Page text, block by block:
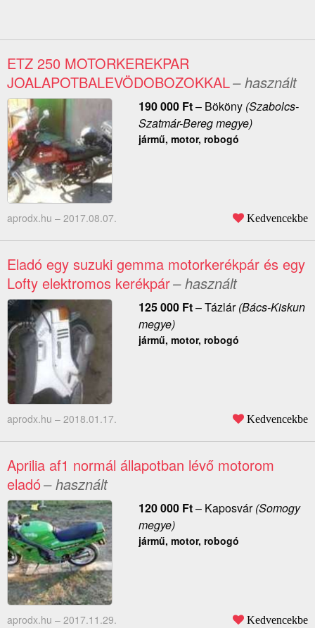
ETZ 250 MOTORKEREKPAR
JOALAPOTBALEVÖDOBOZOKKAL– használt
190 000 Ft– Bököny(Szabolcs-
Szatmár-Bereg megye)
jármű, motor, robogó
aprodx.hu – 2017.08.07. Kedvencekbe
Eladó egy suzuki gemma motorkerékpár és egy
Lofty elektromos kerékpár– használt
125 000 Ft–Tázlár(Bács-Kiskun
megye)
jármű, motor, robogó
aprodx.hu – 2018.01.17. Kedvencekbe
Aprilia af1 normál állapotban lévő motorom
eladó– használt
120 000 Ft– Kaposvár(Somogy
megye)
jármű, motor, robogó
aprodx.hu – 2017.11.29. Kedvencekbe